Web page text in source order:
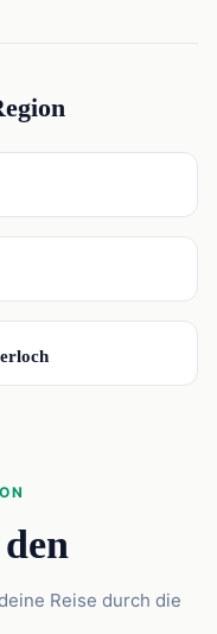
Reise durch die